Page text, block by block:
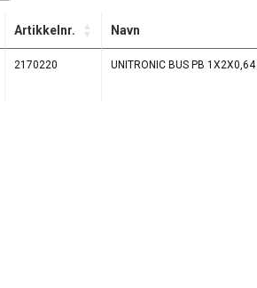
Artikkelnr. Navn
2170220 UNITRONIC BUS PB 1X2X0,64